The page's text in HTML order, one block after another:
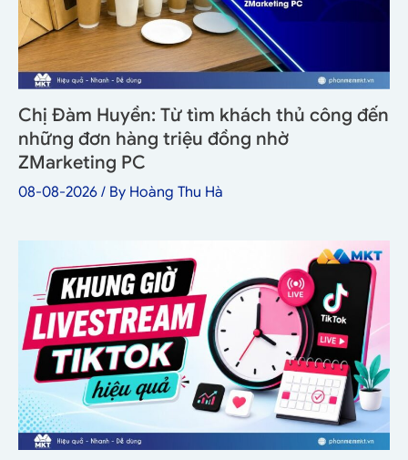
Chị Đàm Huyền: Từ tìm khách thủ công đến
những đơn hàng triệu đồng nhờ
ZMarketing PC
08-08-2026 / By Hoàng Thu Hà